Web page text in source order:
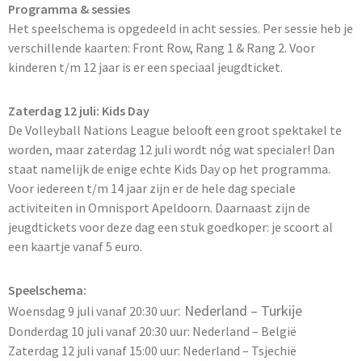
Programma & sessies
Het speelschema is opgedeeld in acht sessies. Per sessie heb je
verschillende kaarten: Front Row, Rang 1 & Rang 2. Voor
kinderen t/m 12 jaar is er een speciaal jeugdticket.
Zaterdag 12 juli: Kids Day
De Volleyball Nations League belooft een groot spektakel te
worden, maar zaterdag 12 juli wordt nóg wat specialer! Dan
staat namelijk de enige echte Kids Day op het programma.
Voor iedereen t/m 14 jaar zijn er de hele dag speciale
activiteiten in Omnisport Apeldoorn. Daarnaast zijn de
jeugdtickets voor deze dag een stuk goedkoper: je scoort al
een kaartje vanaf 5 euro.
Speelschema:
Woensdag 9 juli vanaf 20:30 uur: Nederland – Turkije
Donderdag 10 juli vanaf 20:30 uur: Nederland – België
Zaterdag 12 juli vanaf 15:00 uur: Nederland – Tsjechië